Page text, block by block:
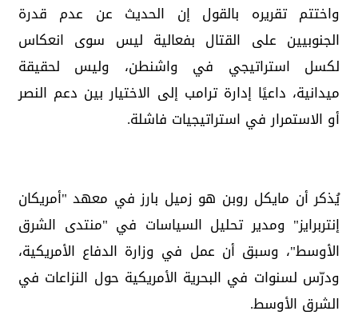
واختتم تقريره بالقول إن الحديث عن عدم قدرة
الجنوبيين على القتال بفعالية ليس سوى انعكاس
لكسل استراتيجي في واشنطن، وليس لحقيقة
ميدانية، داعيًا إدارة ترامب إلى الاختيار بين دعم النصر
أو الاستمرار في استراتيجيات فاشلة.
يُذكر أن مايكل روبن هو زميل بارز في معهد "أمريكان
إنتربرايز" ومدير تحليل السياسات في "منتدى الشرق
الأوسط"، وسبق أن عمل في وزارة الدفاع الأمريكية،
ودرّس لسنوات في البحرية الأمريكية حول النزاعات في
الشرق الأوسط.